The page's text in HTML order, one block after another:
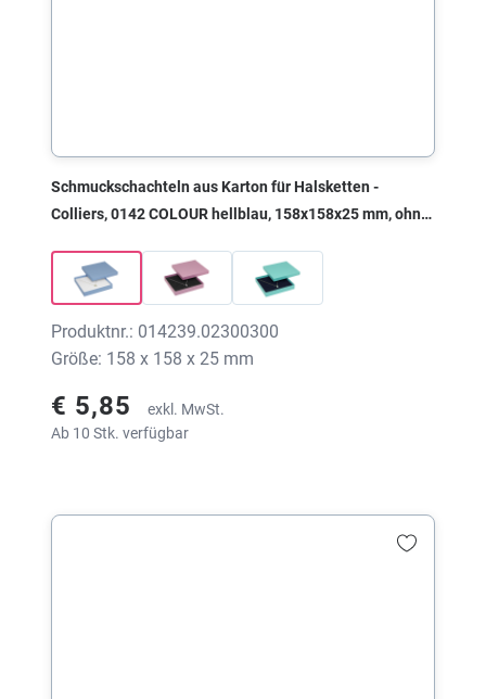
Schmuckschachteln aus Karton für Halsketten -
Colliers, 0142 COLOUR hellblau, 158x158x25 mm, ohne
Produktnr.: 014239.02300300
Größe: 158 x 158 x 25 mm
€ 5,85
exkl. MwSt.
Ab 10 Stk. verfügbar